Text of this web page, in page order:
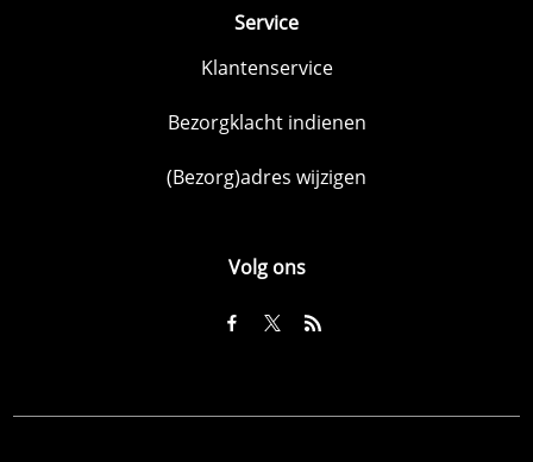
Service
Klantenservice
Bezorgklacht indienen
(Bezorg)adres wijzigen
Volg ons